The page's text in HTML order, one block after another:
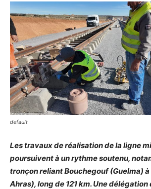
default
Les travaux de réalisation de la ligne
poursuivent à un rythme soutenu,
tronçon reliant Bouchegouf (Guelma) à
Ahras), long de 121 km. Une délégation